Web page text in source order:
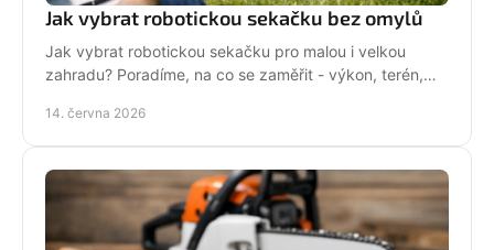
Jak vybrat robotickou sekačku bez omylů
Jak vybrat robotickou sekačku pro malou i velkou
zahradu? Poradíme, na co se zaměřit - výkon, terén,
14. června 2026